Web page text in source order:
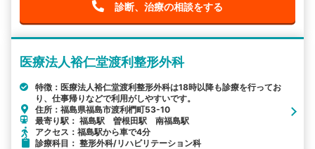
診断、治療の相談をする
医療法人裕仁堂渡利整形外科
特徴：医療法人裕仁堂渡利整形外科は18時以降も診療を行ってお
り、仕事帰りなどで利用がしやすいです。
住所：福島県福島市渡利椚町53-10
最寄り駅： 福島駅 曽根田駅 南福島駅
アクセス：福島駅から車で4分
診療科目： 整形外科/リハビリテーション科